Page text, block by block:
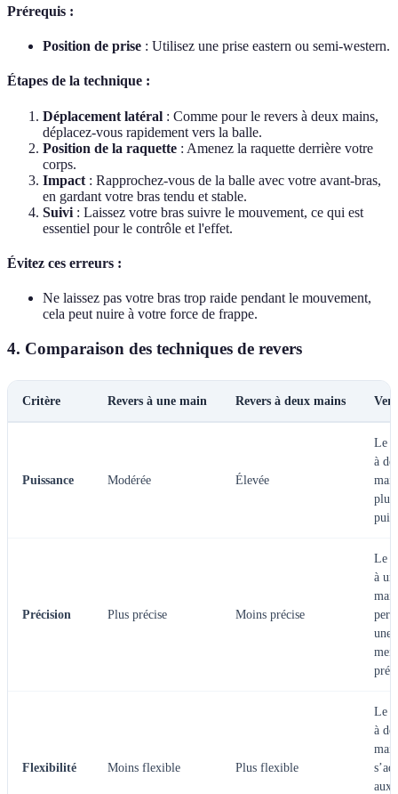
Prérequis :
Position de prise : Utilisez une prise eastern ou semi-western.
Étapes de la technique :
Déplacement latéral : Comme pour le revers à deux mains,
déplacez-vous rapidement vers la balle.
Position de la raquette : Amenez la raquette derrière votre
corps.
Impact : Rapprochez-vous de la balle avec votre avant-bras,
en gardant votre bras tendu et stable.
Suivi : Laissez votre bras suivre le mouvement, ce qui est
essentiel pour le contrôle et l'effet.
Évitez ces erreurs :
Ne laissez pas votre bras trop raide pendant le mouvement,
cela peut nuire à votre force de frappe.
4. Comparaison des techniques de revers
Critère Revers à une main Revers à deux mains
Puissance Modérée Élevée
Le
à
plus
Précision Plus précise Moins précise
Le
à
main
une
Flexibilité Moins flexible Plus flexible
Le
à
aux